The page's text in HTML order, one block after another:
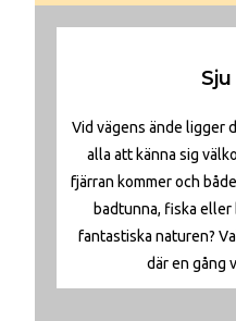
Vid vägens ände ligger
alla att känna sig
fjärran kommer och
badtunna, fiska eller
fantastiska naturen?
där en gång